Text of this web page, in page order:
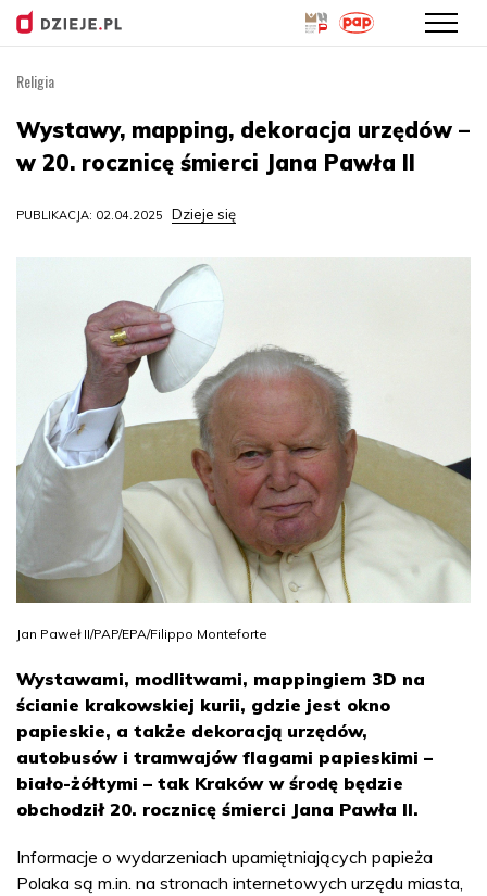
treści
Religia
Wystawy, mapping, dekoracja urzędów –
w 20. rocznicę śmierci Jana Pawła II
PUBLIKACJA: 02.04.2025 Dzieje się
Jan Paweł II/PAP/EPA/Filippo Monteforte
Wystawami, modlitwami, mappingiem 3D na
ścianie krakowskiej kurii, gdzie jest okno
papieskie, a także dekoracją urzędów,
autobusów i tramwajów flagami papieskimi –
biało-żółtymi – tak Kraków w środę będzie
obchodził 20. rocznicę śmierci Jana Pawła II.
Informacje o wydarzeniach upamiętniających papieża
Polaka są m.in. na stronach internetowych urzędu miasta,